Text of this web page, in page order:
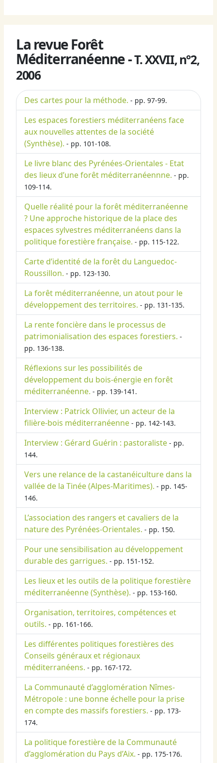
La revue Forêt
Méditerranéenne -T. XXVII, n°2,
2006
Des cartes pour la méthode. - pp. 97-99.
Les espaces forestiers méditerranéens face
aux nouvelles attentes de la société
(Synthèse). - pp. 101-108.
Le livre blanc des Pyrénées-Orientales - Etat
des lieux d’une forêt méditerranéennne. - pp.
109-114.
Quelle réalité pour la forêt méditerranéenne
? Une approche historique de la place des
espaces sylvestres méditerranéens dans la
politique forestière française. - pp. 115-122.
Carte d’identité de la forêt du Languedoc-
Roussillon. - pp. 123-130.
La forêt méditerranéenne, un atout pour le
développement des territoires. - pp. 131-135.
La rente foncière dans le processus de
patrimonialisation des espaces forestiers. -
pp. 136-138.
Réflexions sur les possibilités de
développement du bois-énergie en forêt
méditerranéenne. - pp. 139-141.
Interview : Patrick Ollivier, un acteur de la
filière-bois méditerranéenne - pp. 142-143.
Interview : Gérard Guérin : pastoraliste - pp.
144.
Vers une relance de la castanéiculture dans la
vallée de la Tinée (Alpes-Maritimes). - pp. 145-
146.
L’association des rangers et cavaliers de la
nature des Pyrénées-Orientales. - pp. 150.
Pour une sensibilisation au développement
durable des garrigues. - pp. 151-152.
Les lieux et les outils de la politique forestière
méditerranéenne (Synthèse). - pp. 153-160.
Organisation, territoires, compétences et
outils. - pp. 161-166.
Les différentes politiques forestières des
Conseils généraux et régionaux
méditerranéens. - pp. 167-172.
La Communauté d’agglomération Nîmes-
Métropole : une bonne échelle pour la prise
en compte des massifs forestiers. - pp. 173-
174.
La politique forestière de la Communauté
d’agglomération du Pays d’Aix. - pp. 175-176.